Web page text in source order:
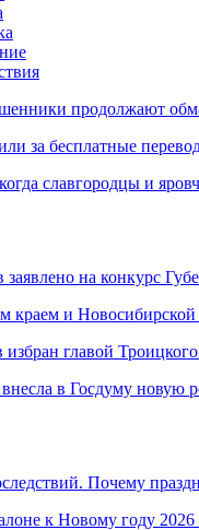
продолжают
за бесплатные
славгородцы и
заявлено на конкурс
краем и
главой
в Госдуму новую
Почему
к Новому году